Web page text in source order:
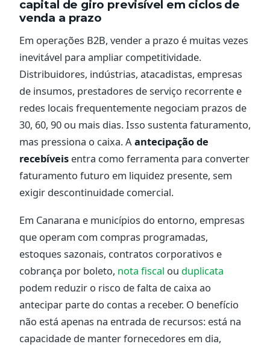
capital de giro previsível em ciclos de
venda a prazo
Em operações B2B, vender a prazo é muitas vezes
inevitável para ampliar competitividade.
Distribuidores, indústrias, atacadistas, empresas
de insumos, prestadores de serviço recorrente e
redes locais frequentemente negociam prazos de
30, 60, 90 ou mais dias. Isso sustenta faturamento,
mas pressiona o caixa. A antecipação de
recebíveis entra como ferramenta para converter
faturamento futuro em liquidez presente, sem
exigir descontinuidade comercial.
Em Canarana e municípios do entorno, empresas
que operam com compras programadas,
estoques sazonais, contratos corporativos e
cobrança por boleto, nota fiscal ou duplicata
podem reduzir o risco de falta de caixa ao
antecipar parte do contas a receber. O benefício
não está apenas na entrada de recursos: está na
capacidade de manter fornecedores em dia,